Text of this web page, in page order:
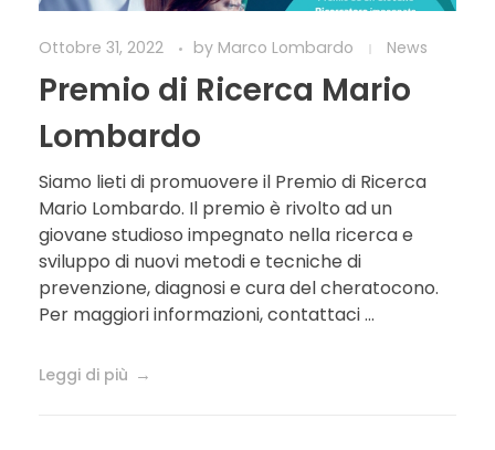
Ottobre 31, 2022 by Marco Lombardo News
Premio di Ricerca Mario
Lombardo
Siamo lieti di promuovere il Premio di Ricerca
Mario Lombardo. Il premio è rivolto ad un
giovane studioso impegnato nella ricerca e
sviluppo di nuovi metodi e tecniche di
prevenzione, diagnosi e cura del cheratocono.
Per maggiori informazioni, contattaci ...
Leggi di più